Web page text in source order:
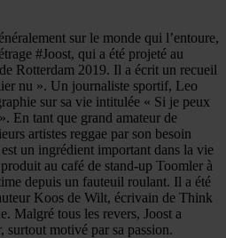
sur le monde qui l’entoure,
#Joost, qui a été projeté au
Rotterdam 2019. Il a écrit un recueil
nu ». Un journaliste sportif, Leo
sur sa vie intitulée « Si je peux
En tant que grand amateur de
artistes reggae par son besoin
un ingrédient important dans la vie
au café de stand-up Toomler à
depuis un fauteuil roulant. Il a été
Koos de Wilt, écrivain de Think
Malgré tous les revers, Joost a
surtout motivé par sa passion.